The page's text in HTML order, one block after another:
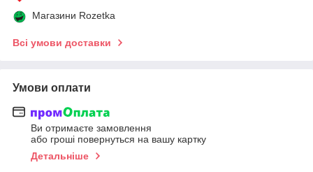
Магазини Rozetka
Всі умови доставки
Умови оплати
Ви отримаєте замовлення
або гроші повернуться на вашу картку
Детальніше